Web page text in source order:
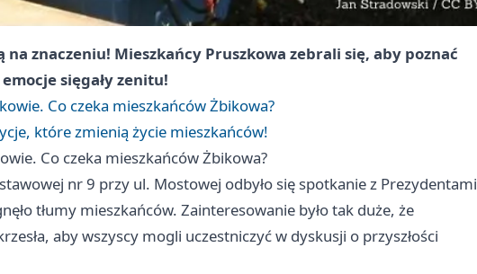
znaczeniu! Mieszkańcy Pruszkowa zebrali się, aby poznać
sięgały zenitu!
Co czeka mieszkańców Żbikowa?
które zmienią życie mieszkańców!
Co czeka mieszkańców Żbikowa?
nr 9 przy ul. Mostowej odbyło się spotkanie z Prezydentami
tłumy mieszkańców. Zainteresowanie było tak duże, że
aby wszyscy mogli uczestniczyć w dyskusji o przyszłości